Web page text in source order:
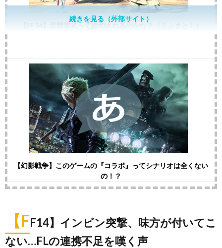
【FF14】異聞零式って緩和されるのかな？（えふまと！）
【幻影戦争】このゲームの『コラボ』ってシナリオは全くない
の！？
【FF14】インビン突撃、味方が付いてこ
ない…FLの連携不足を嘆く声
続きを見る（外部サイト）